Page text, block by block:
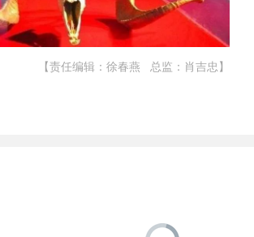
【责任编辑：徐春燕 总监：肖吉忠】